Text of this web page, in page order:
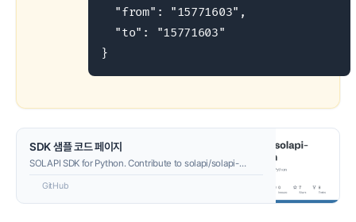
  "from": "15771603",
  "to": "15771603"
}
SDK 샘플 코드 페이지
SOLAPI SDK for Python. Contribute to solapi/solapi-
GitHub